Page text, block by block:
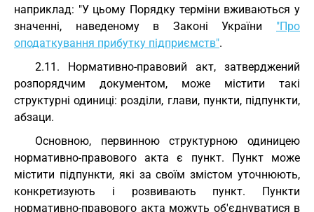
наприклад: "У цьому Порядку терміни вживаються у
значенні, наведеному в Законі України "Про
оподаткування прибутку підприємств".
2.11. Нормативно-правовий акт, затверджений
розпорядчим документом, може містити такі
структурні одиниці: розділи, глави, пункти, підпункти,
абзаци.
Основною, первинною структурною одиницею
нормативно-правового акта є пункт. Пункт може
містити підпункти, які за своїм змістом уточнюють,
конкретизують і розвивають пункт. Пункти
нормативно-правового акта можуть об'єднуватися в